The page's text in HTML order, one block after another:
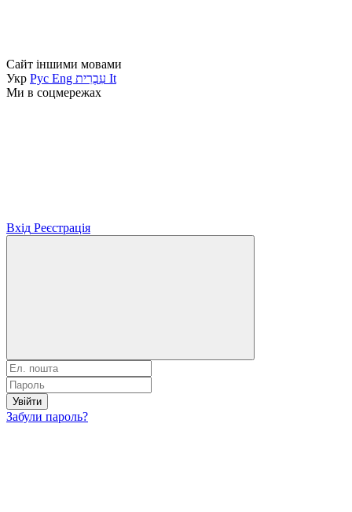
Сайт іншими мовами
Укр Рус Eng
It
Ми в соцмережах
Вхід Реєстрація
Увійти
Забули пароль?